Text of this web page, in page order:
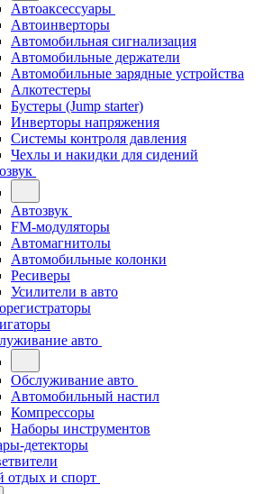
Автоаксессуары
Автоинверторы
Автомобильная сигнализация
Автомобильные держатели
Автомобильные зарядные устройства
Алкотестеры
Бустеры (Jump starter)
Инверторы напряжения
Системы контроля давления
Чехлы и накидки для сидений
Автозвук
FM-модуляторы
Автомагнитолы
Автомобильные колонки
Ресиверы
Усилители в авто
авто
Обслуживание авто
Автомобильный настил
Компрессоры
Наборы инструментов
детекторы
отдых и спорт